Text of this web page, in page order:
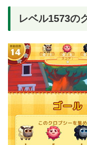
レベル1573の